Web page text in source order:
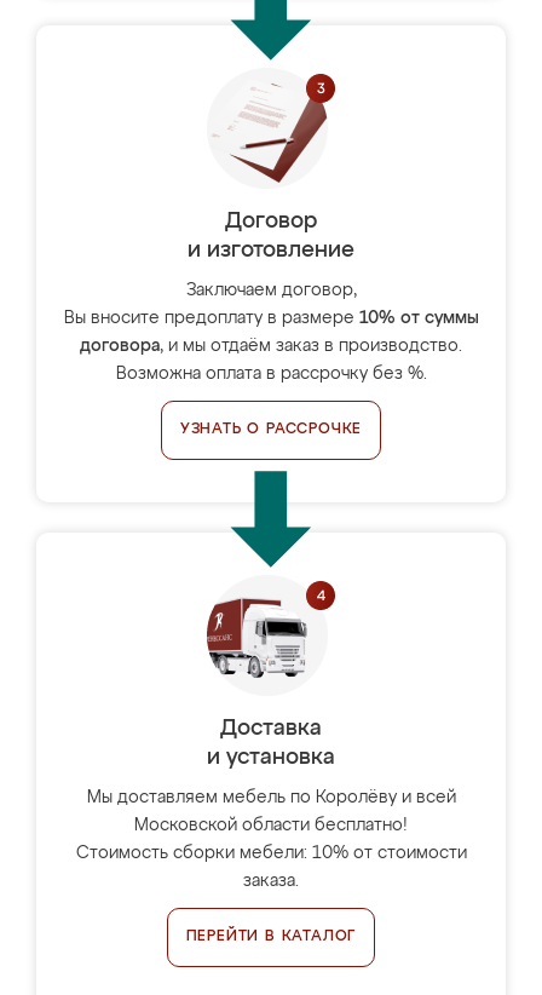
Договор
и изготовление
Заключаем договор,
Вы вносите предоплату в размере 10% от суммы
договора, и мы отдаём заказ в производство.
Возможна оплата в рассрочку без %.
УЗНАТЬ О РАССРОЧКЕ
Доставка
и установка
Мы доставляем мебель по Королёву и всей
Московской области бесплатно!
Стоимость сборки мебели: 10% от стоимости
заказа.
ПЕРЕЙТИ В КАТАЛОГ